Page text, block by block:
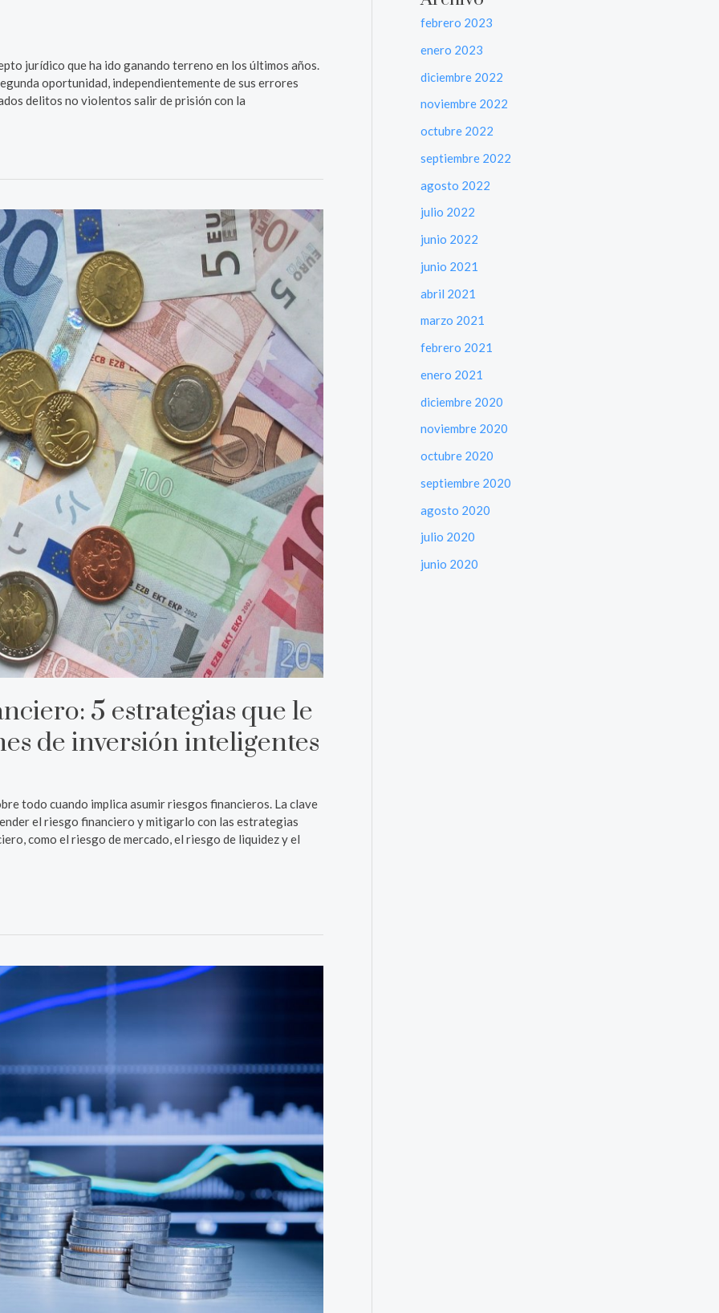
jurídico que ha ido ganando terreno en los últimos años.
oportunidad, independientemente de sus errores
delitos no violentos salir de prisión con la
5 estrategias que le
de inversión inteligentes
todo cuando implica asumir riesgos financieros. La clave
el riesgo financiero y mitigarlo con las estrategias
como el riesgo de mercado, el riesgo de liquidez y el
febrero 2023
enero 2023
diciembre 2022
noviembre 2022
octubre 2022
septiembre 2022
agosto 2022
julio 2022
junio 2022
junio 2021
abril 2021
marzo 2021
febrero 2021
enero 2021
diciembre 2020
noviembre 2020
octubre 2020
septiembre 2020
agosto 2020
julio 2020
junio 2020